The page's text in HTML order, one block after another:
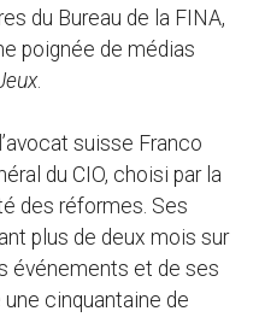
du Bureau de la FINA,
poignée de médias
.
suisse Franco
du CIO, choisi par la
des réformes. Ses
plus de deux mois sur
événements et de ses
cinquantaine de